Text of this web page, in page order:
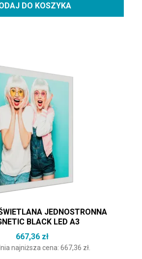
DO KOSZYKA
JEDNOSTRONNA
BLACK LED A3
667,36 zł
najniższa cena: 667,36 zł.